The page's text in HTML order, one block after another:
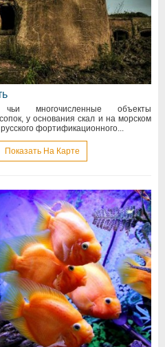
чьи многочисленные объекты
у основания скал и на морском
фортификационного...
Показать На Карте